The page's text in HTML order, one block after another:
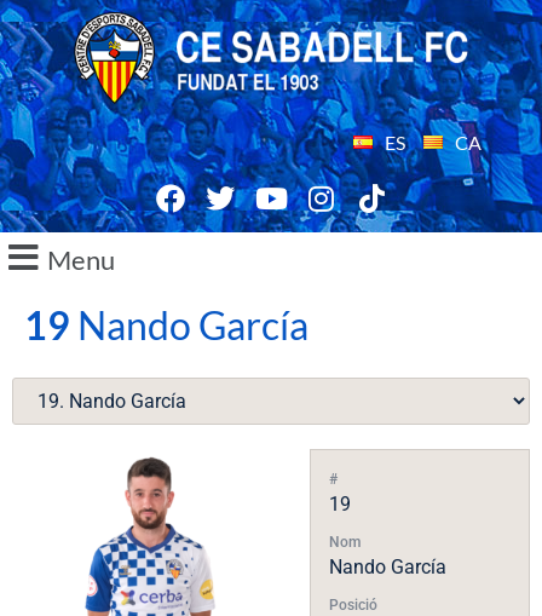
ES CA
Menu
19 Nando García
#
19
Nom
Nando García
Posició